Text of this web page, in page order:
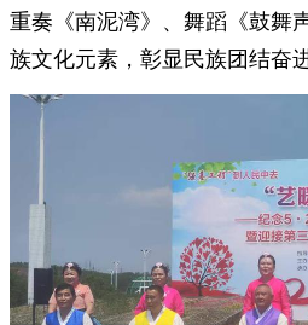
重奏《南泥湾》、舞蹈《鼓舞
族文化元素，彰显民族团结奋